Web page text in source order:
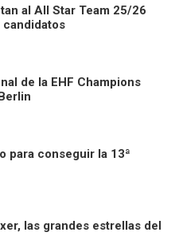
al All Star Team 25/26
candidatos
de la EHF Champions
para conseguir la 13ª
las grandes estrellas del